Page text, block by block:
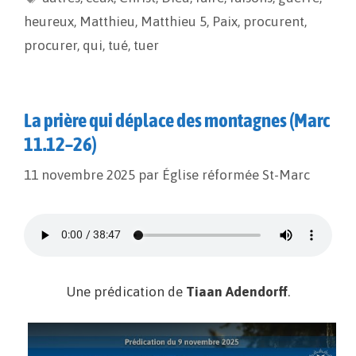
e
heureux, Matthieu, Matthieu 5, Paix, procurent,
procurer, qui, tué, tuer
La prière qui déplace des montagnes (Marc
11.12–26)
11 novembre 2025 par Église réformée St-Marc
Une prédication de Tiaan Adendorff.